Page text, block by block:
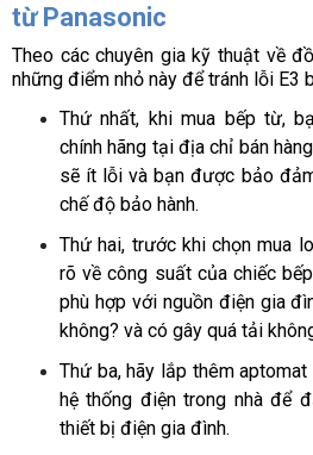
từ Panasonic
Theo các chuyên gia kỹ thuật về
những điểm nhỏ này để tránh lỗi E3
Thứ nhất, khi mua bếp từ,
chính hãng tại địa chỉ bán
sẽ ít lỗi và bạn được bảo
chế độ bảo hành.
Thứ hai, trước khi chọn mua
rõ về công suất của chiếc
phù hợp với nguồn điện gia
không? và có gây quá tải
Thứ ba, hãy lắp thêm
hệ thống điện trong nhà để
thiết bị điện gia đình.